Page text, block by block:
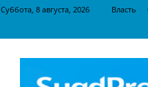
Суббота, 8 августа, 2026 Власть